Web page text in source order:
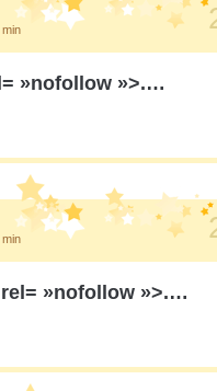
»nofollow »>.…
rel= »nofollow »>.…